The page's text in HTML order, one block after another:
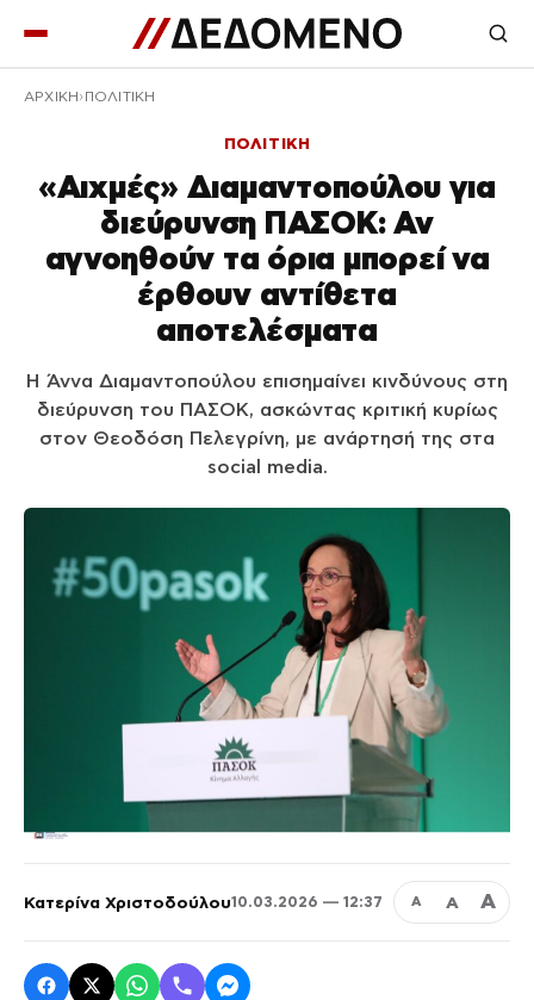
ΑΡΧΙΚΉ ΠΟΛΙΤΙΚΗ
ΠΟΛΙΤΙΚΗ
«Αιχμές» Διαμαντοπούλου για
διεύρυνση ΠΑΣΟΚ: Αν
αγνοηθούν τα όρια μπορεί να
έρθουν αντίθετα
αποτελέσματα
Η Άννα Διαμαντοπούλου επισημαίνει κινδύνους στη
διεύρυνση του ΠΑΣΟΚ, ασκώντας κριτική κυρίως
στον Θεοδόση Πελεγρίνη, με ανάρτησή της στα
social media.
Κατερίνα Χριστοδούλου10.03.2026 — 12:37 Α Α Α